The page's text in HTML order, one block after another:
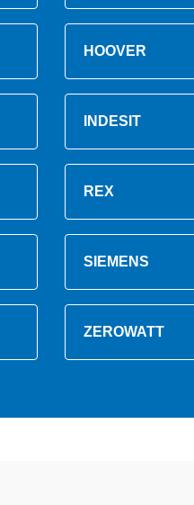
HOOVER
INDESIT
REX
SIEMENS
ZEROWATT